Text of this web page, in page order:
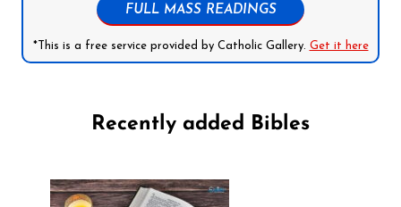
FULL MASS READINGS
*This is a free service provided by Catholic Gallery. Get it here
Recently added Bibles